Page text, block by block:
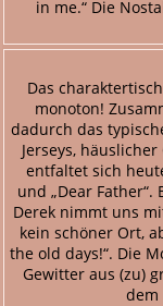
in me.“ Die
Das
monoton!
dadurch das
Jerseys,
entfaltet sich
und „Dear Father“.
Derek nimmt uns
kein schöner Ort,
the old days!“. Die
Gewitter aus (zu)
dem